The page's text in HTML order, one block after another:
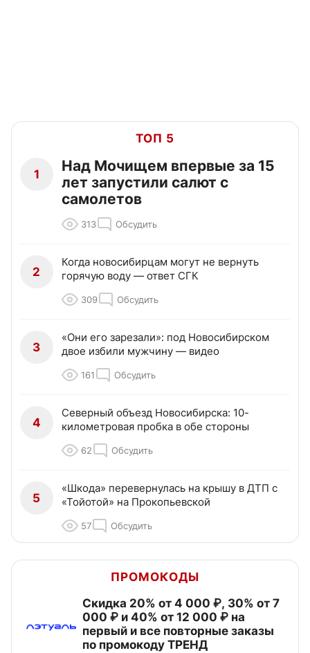
ТОП 5
1
Над Мочищем впервые за 15
лет запустили салют с
самолетов
313 Обсудить
2
Когда новосибирцам могут не вернуть
горячую воду — ответ СГК
309 Обсудить
3
«Они его зарезали»: под Новосибирском
двое избили мужчину — видео
161 Обсудить
4
Северный объезд Новосибирска: 10-
километровая пробка в обе стороны
62 Обсудить
5
«Шкода» перевернулась на крышу в ДТП с
«Тойотой» на Прокопьевской
57 Обсудить
ПРОМОКОДЫ
Скидка 20% от 4 000 ₽, 30% от 7
000 ₽ и 40% от 12 000 ₽ на
первый и все повторные заказы
по промокоду ТРЕНД